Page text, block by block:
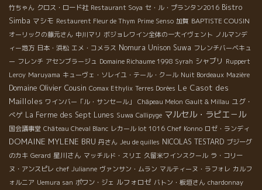
竹ちゃん クロス・ロード社 Restaurant Soya セ・ル・プランタン2016 Bistro
Simba マシモ Restaurent Fleur de Thym Prime Senso 加賀 BAPTISTE COUSIN
オーリックの藤元さん 中川マリ ボジョレワイン全体の一大イヴェント ノルマンデ
ィー地方 日本・浜松 エメ・コメラス Nomura Unison Suwa フレンチバーベキュ
ー フレンチ アセンブラージュ Domaine Richaume 1998 Syrah シャブリ Ruppert
Leroy Maruyama キューヴェ・ソレイユ・テール・クール Nuit Bordeaux Mazière
Domaine Olivier Cousin Comax Ethylix Terres Dorées Le Casot des
Mailloles ワインバー「ル・サンセール」 Châpeau Melon Gault & Millau ユグ・
べゲ La Ferme des Sept Lunes Suwa Callipyge マルセル・ラピエ－ル
国会議事堂 Château Cheval Blanc レカール lot 1016 Chef Konno ロゼ・ランディ
DOMAINE MYLENE BRU 丹さん Jeu de quilles NICOLAS TESTARD ブジーグ
のカキ Gerard 星川さん マッチルド・スリエ 久留米ワインスクール ラ・コリー
ヌ・アンスピレ chef Julianne ヴァンサン・ムラン マルティーヌ・ラフォレ カルフ
ォルニア Uemura san ポワン・ジェ ルフォロゼ バトン・板垣さん chardonnay